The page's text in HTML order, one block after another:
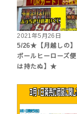
2021年5月26日
5/26★【月越しの】
ボールヒーローズ
は持たぬ】★